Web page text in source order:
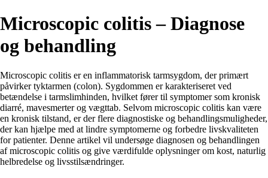
Microscopic colitis – Diagnose
og behandling
Microscopic colitis er en inflammatorisk tarmsygdom, der primært
påvirker tyktarmen (colon). Sygdommen er karakteriseret ved
betændelse i tarmslimhinden, hvilket fører til symptomer som kronisk
diarré, mavesmerter og vægttab. Selvom microscopic colitis kan være
en kronisk tilstand, er der flere diagnostiske og behandlingsmuligheder,
der kan hjælpe med at lindre symptomerne og forbedre livskvaliteten
for patienter. Denne artikel vil undersøge diagnosen og behandlingen
af microscopic colitis og give værdifulde oplysninger om kost, naturlig
helbredelse og livsstilsændringer.